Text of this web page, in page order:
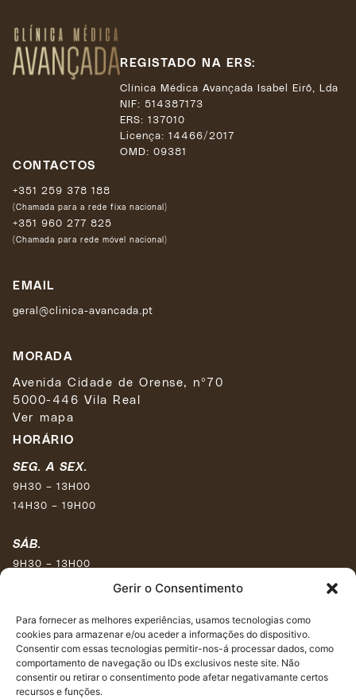
Gerir o Consentimento
Para fornecer as melhores experiências, usamos tecnologias como
cookies para armazenar e/ou aceder a informações do dispositivo.
Consentir com essas tecnologias permitir-nos-á processar dados, como
comportamento de navegação ou IDs exclusivos neste site. Não
consentir ou retirar o consentimento pode afetar negativamante certos
recursos e funções.
REGISTADO NA ERS:
Clínica Médica Avançada Isabel Eirô, Lda
NIF: 514387173
ERS: 137010
Licença:14466/2017
OMD: 09381
CONTACTOS
+351 259 378 188
(Chamada para a rede fixa nacional)
+351 960 277 825
(Chamada para rede móvel nacional)
EMAIL
geral@clinica-avancada.pt
MORADA
Avenida Cidade de Orense, nº70
5000-446 Vila Real
Ver mapa
HORÁRIO
SEG. A SEX.
9H30 – 13H00
14H30 – 19H00
SÁB.
9H30 – 13H00
DOM.
Encerrado
REDES SOCIAIS